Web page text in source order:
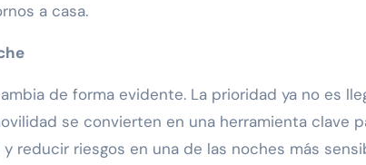
a casa.
de forma evidente. La prioridad ya no es
se convierten en una herramienta clave
reducir riesgos en una de las noches más